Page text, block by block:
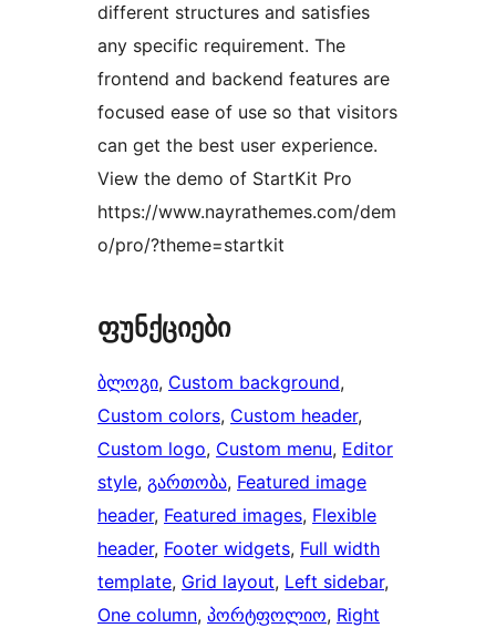
different structures and satisfies
any specific requirement. The
frontend and backend features are
focused ease of use so that visitors
can get the best user experience.
View the demo of StartKit Pro
https://www.nayrathemes.com/dem
o/pro/?theme=startkit
ფუნქციები
ბლოგი, Custom background
Custom colors, Custom header
Custom logo, Custom menu, Editor
style, გართობა, Featured image
header, Featured images, Flexible
header, Footer widgets, Full width
template, Grid layout, Left sidebar
One column, პორტფოლიო, Right